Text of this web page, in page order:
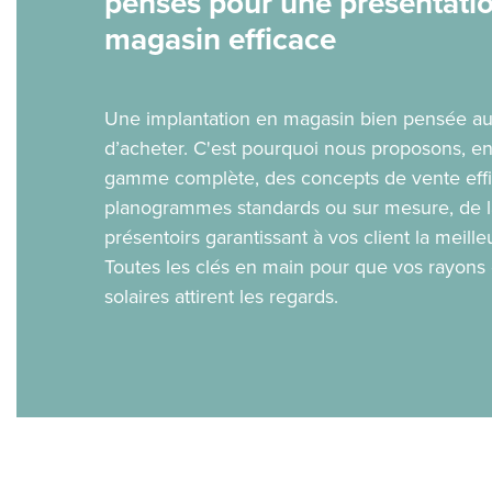
magasin efficace
Une implantation en magasin bien pensée
d’acheter. C'est pourquoi nous proposons,
gamme complète, des concepts de vente
planogrammes standards ou sur mesure, de
présentoirs garantissant à vos client la
Toutes les clés en main pour que vos rayons
solaires attirent les regards.